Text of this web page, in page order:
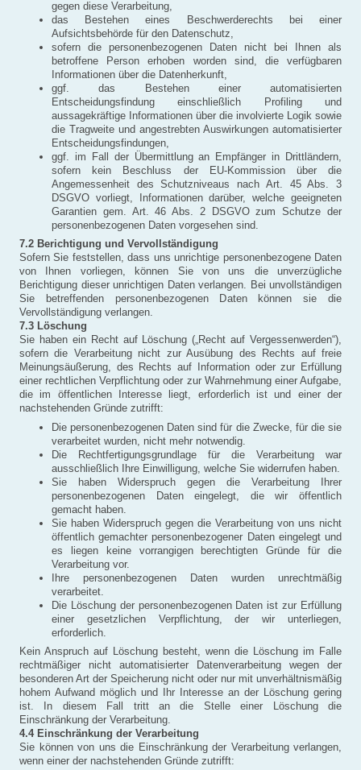
gegen diese Verarbeitung,
das Bestehen eines Beschwerderechts bei einer
Aufsichtsbehörde für den Datenschutz,
sofern die personenbezogenen Daten nicht bei Ihnen als
betroffene Person erhoben worden sind, die verfügbaren
Informationen über die Datenherkunft,
ggf. das Bestehen einer automatisierten
Entscheidungsfindung einschließlich Profiling und
aussagekräftige Informationen über die involvierte Logik sowie
die Tragweite und angestrebten Auswirkungen automatisierter
Entscheidungsfindungen,
ggf. im Fall der Übermittlung an Empfänger in Drittländern,
sofern kein Beschluss der EU-Kommission über die
Angemessenheit des Schutzniveaus nach Art. 45 Abs. 3
DSGVO vorliegt, Informationen darüber, welche geeigneten
Garantien gem. Art. 46 Abs. 2 DSGVO zum Schutze der
personenbezogenen Daten vorgesehen sind.
7.2 Berichtigung und Vervollständigung
Sofern Sie feststellen, dass uns unrichtige personenbezogene Daten
von Ihnen vorliegen, können Sie von uns die unverzügliche
Berichtigung dieser unrichtigen Daten verlangen. Bei unvollständigen
Sie betreffenden personenbezogenen Daten können sie die
Vervollständigung verlangen.
7.3 Löschung
Sie haben ein Recht auf Löschung („Recht auf Vergessenwerden“),
sofern die Verarbeitung nicht zur Ausübung des Rechts auf freie
Meinungsäußerung, des Rechts auf Information oder zur Erfüllung
einer rechtlichen Verpflichtung oder zur Wahrnehmung einer Aufgabe,
die im öffentlichen Interesse liegt, erforderlich ist und einer der
nachstehenden Gründe zutrifft:
Die personenbezogenen Daten sind für die Zwecke, für die sie
verarbeitet wurden, nicht mehr notwendig.
Die Rechtfertigungsgrundlage für die Verarbeitung war
ausschließlich Ihre Einwilligung, welche Sie widerrufen haben.
Sie haben Widerspruch gegen die Verarbeitung Ihrer
personenbezogenen Daten eingelegt, die wir öffentlich
gemacht haben.
Sie haben Widerspruch gegen die Verarbeitung von uns nicht
öffentlich gemachter personenbezogener Daten eingelegt und
es liegen keine vorrangigen berechtigten Gründe für die
Verarbeitung vor.
Ihre personenbezogenen Daten wurden unrechtmäßig
verarbeitet.
Die Löschung der personenbezogenen Daten ist zur Erfüllung
einer gesetzlichen Verpflichtung, der wir unterliegen,
erforderlich.
Kein Anspruch auf Löschung besteht, wenn die Löschung im Falle
rechtmäßiger nicht automatisierter Datenverarbeitung wegen der
besonderen Art der Speicherung nicht oder nur mit unverhältnismäßig
hohem Aufwand möglich und Ihr Interesse an der Löschung gering
ist. In diesem Fall tritt an die Stelle einer Löschung die
Einschränkung der Verarbeitung.
4.4 Einschränkung der Verarbeitung
Sie können von uns die Einschränkung der Verarbeitung verlangen,
wenn einer der nachstehenden Gründe zutrifft: